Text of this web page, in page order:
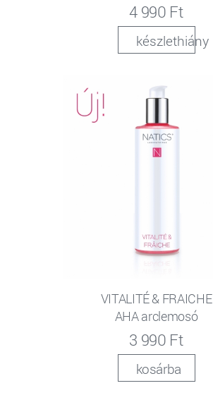
4 990 Ft
készlethiány
VITALITÉ & FRAICHE
AHA arclemosó
3 990 Ft
kosárba